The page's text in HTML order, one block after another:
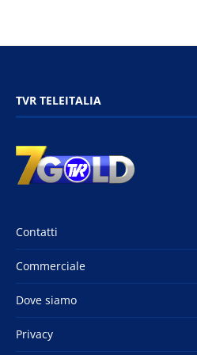
TVR TELEITALIA
Contatti
Commerciale
Dove siamo
Privacy